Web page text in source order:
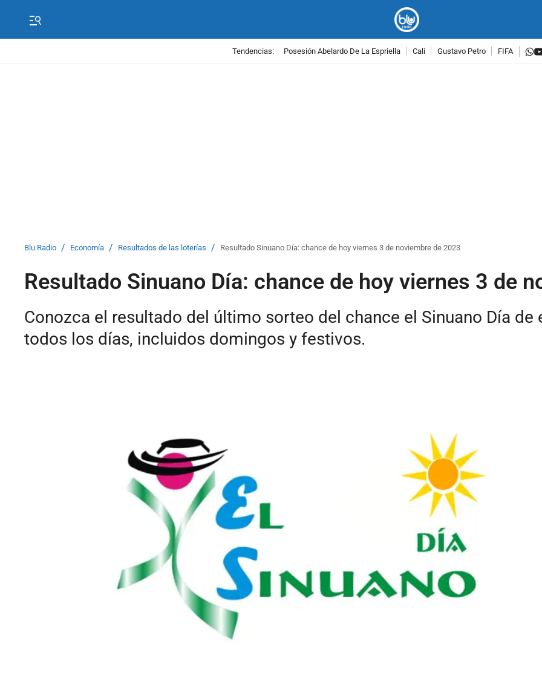
Tendencias: Posesión Abelardo De La Espriella Cali Gustavo Petro FIFA
Blu Radio / Economía / Resultados de las loterías / Resultado Sinuano Día: chance de hoy viernes 3 de noviembre de 2023
Resultado Sinuano Día: chance de hoy viernes 3 de
Conozca el resultado del último sorteo del chance el Sinuano Día de
todos los días, incluidos domingos y festivos.